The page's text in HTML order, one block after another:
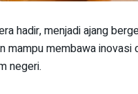
hadir, menjadi ajang
mampu membawa
negeri.